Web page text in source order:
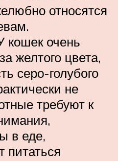
относятся
кошек очень
желтого цвета,
серо-голубого
не
требуют к
в еде,
питаться